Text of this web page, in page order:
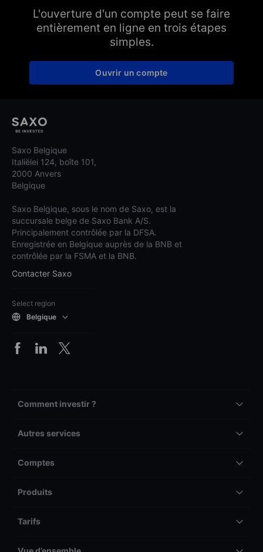
L'ouverture d'un compte peut se faire
entièrement en ligne en trois étapes
simples.
Ouvrir un compte
Saxo Belgique
Italiëlei 124, boîte 101,
2000 Anvers
Belgique
Saxo Belgique, sous le nom de Saxo, est la
succursale belge de Saxo Bank A/S.
Principalement contrôlée par la DFSA.
Enregistrée en Belgique auprès de la BNB et
contrôlée par la FSMA et la BNB.
Contacter Saxo
Select region
Belgique
Comment investir ?
Autres services
Comptes
Produits
Tarifs